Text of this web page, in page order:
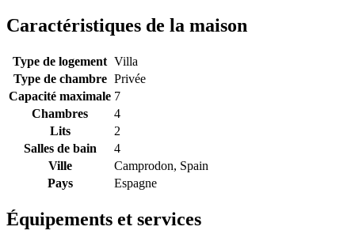
Caractéristiques de la maison
Type de logement Villa
Type de chambre Privée
Capacité maximale 7
Chambres
4
Lits
2
Salles de bain
4
Ville
Camprodon, Spain
Pays
Espagne
Équipements et services